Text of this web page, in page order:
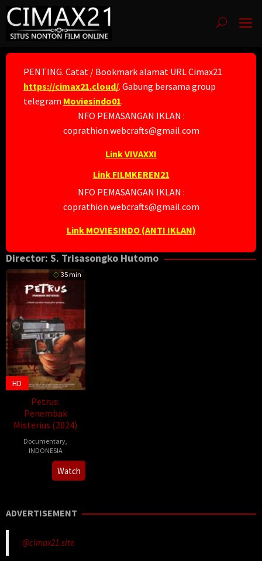
Skip
to
content
PENTING. Catat / Bookmark alamat URL Cimax21
https://cimax21.cloud/. Gabung bersama group
telegram Moviesindo01.
NFO PEMASANGAN IKLAN :
coprathion.webcrafts@gmail.com
Link VIVAXXI
Link FILMKEREN21
NFO PEMASANGAN IKLAN :
coprathion.webcrafts@gmail.com
Link MOVIESINDO (ANTI IKLAN)
Director: S. Trisasongko Hutomo
35 min
HD
Petrus:
Penembak
Misterius (2024)
Documentary
INDONESIA
Dec
Trisasongko
Watch
ADVERTISEMENT
@cimax21.site